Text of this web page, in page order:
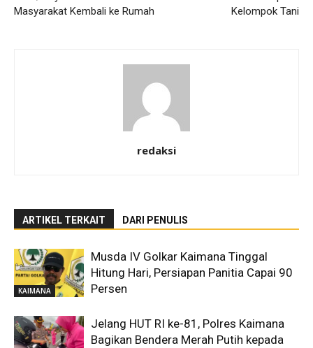
Masyarakat Kembali ke Rumah
Kelompok Tani
redaksi
ARTIKEL TERKAIT DARI PENULIS
KAIMANA
Musda IV Golkar Kaimana Tinggal
Hitung Hari, Persiapan Panitia Capai 90
Persen
Jelang HUT RI ke-81, Polres Kaimana
Bagikan Bendera Merah Putih kepada